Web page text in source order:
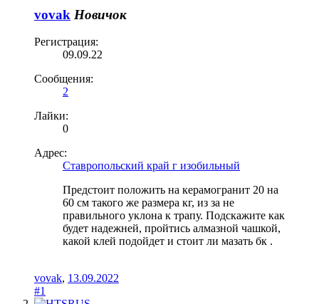
vovak Новичок
Регистрация:
09.09.22
Сообщения:
2
Лайки:
0
Адрес:
Ставропольский край г изобильный
Предстоит положить на керамогранит 20 на
60 см такого же размера кг, из за не
правильного уклона к трапу. Подскажите как
будет надежней, пройтись алмазной чашкой,
какой клей подойдет и стоит ли мазать бк .
vovak, 13.09.2022
#1